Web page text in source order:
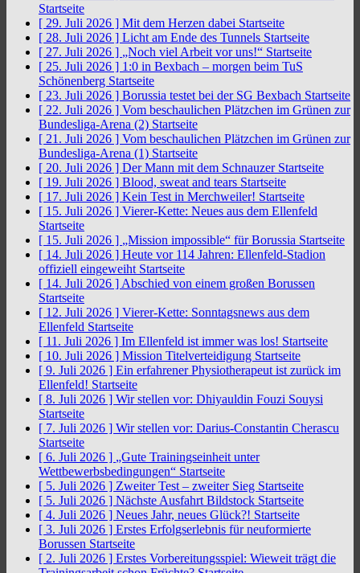
Startseite
[ 29. Juli 2026 ] Mit dem Herzen dabei Startseite
[ 28. Juli 2026 ] Licht am Ende des Tunnels Startseite
[ 27. Juli 2026 ] „Noch viel Arbeit vor uns!“ Startseite
[ 25. Juli 2026 ] 1:0 in Bexbach – morgen beim TuS
Schönenberg Startseite
[ 23. Juli 2026 ] Borussia testet bei der SG Bexbach Startseite
[ 22. Juli 2026 ] Vom beschaulichen Plätzchen im Grünen zur
Bundesliga-Arena (2) Startseite
[ 21. Juli 2026 ] Vom beschaulichen Plätzchen im Grünen zur
Bundesliga-Arena (1) Startseite
[ 20. Juli 2026 ] Der Mann mit dem Schnauzer Startseite
[ 19. Juli 2026 ] Blood, sweat and tears Startseite
[ 17. Juli 2026 ] Kein Test in Merchweiler! Startseite
[ 15. Juli 2026 ] Vierer-Kette: Neues aus dem Ellenfeld
Startseite
[ 15. Juli 2026 ] „Mission impossible“ für Borussia Startseite
[ 14. Juli 2026 ] Heute vor 114 Jahren: Ellenfeld-Stadion
offiziell eingeweiht Startseite
[ 14. Juli 2026 ] Abschied von einem großen Borussen
Startseite
[ 12. Juli 2026 ] Vierer-Kette: Sonntagsnews aus dem
Ellenfeld Startseite
[ 11. Juli 2026 ] Im Ellenfeld ist immer was los! Startseite
[ 10. Juli 2026 ] Mission Titelverteidigung Startseite
[ 9. Juli 2026 ] Ein erfahrener Physiotherapeut ist zurück im
Ellenfeld! Startseite
[ 8. Juli 2026 ] Wir stellen vor: Dhiyauldin Fouzi Souysi
Startseite
[ 7. Juli 2026 ] Wir stellen vor: Darius-Constantin Cherascu
Startseite
[ 6. Juli 2026 ] „Gute Trainingseinheit unter
Wettbewerbsbedingungen“ Startseite
[ 5. Juli 2026 ] Zweiter Test – zweiter Sieg Startseite
[ 5. Juli 2026 ] Nächste Ausfahrt Bildstock Startseite
[ 4. Juli 2026 ] Neues Jahr, neues Glück?! Startseite
[ 3. Juli 2026 ] Erstes Erfolgserlebnis für neuformierte
Borussen Startseite
[ 2. Juli 2026 ] Erstes Vorbereitungsspiel: Wieweit trägt die